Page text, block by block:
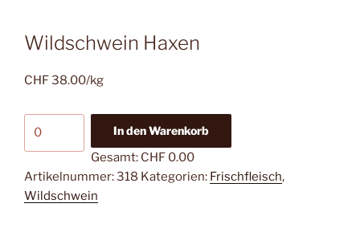
Wildschwein Haxen
CHF38.00/kg
In den Warenkorb
Gesamt: CHF 0.00
Artikelnummer:318 Kategorien: Frischfleisch,
Wildschwein